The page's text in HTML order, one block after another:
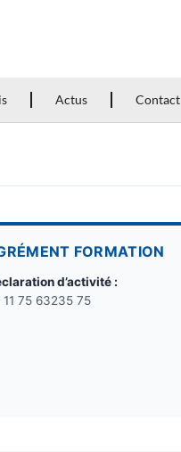
Actus Contact
FORMATION
d’activité :
11 75 63235 75